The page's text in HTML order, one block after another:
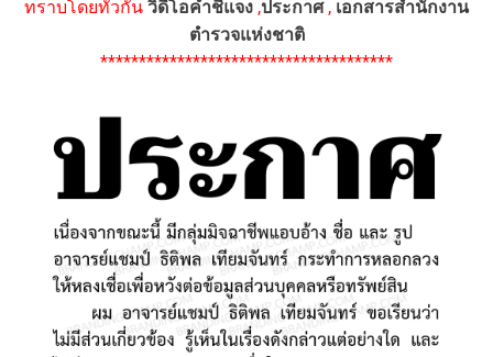
ทราบโดยทั่วกัน วิดีโอคำชี้แจง ,ประกาศ, เอกสารสำนักงาน
ตำรวจแห่งชาติ
**************************************